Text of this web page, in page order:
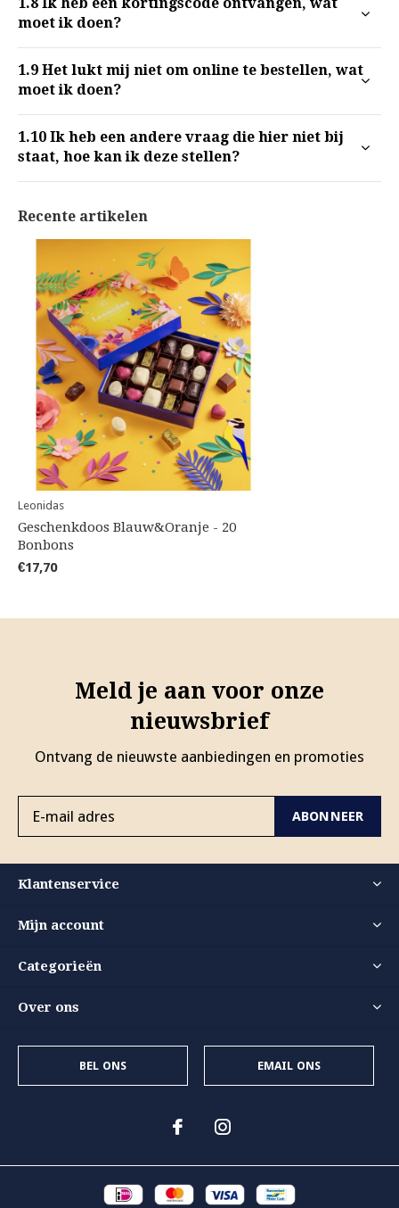
moet ik doen?
1.9 Het lukt mij niet om online te bestellen, wat
moet ik doen?
1.10 Ik heb een andere vraag die hier niet bij
staat, hoe kan ik deze stellen?
Recente artikelen
Leonidas
Geschenkdoos Blauw&Oranje - 20
Bonbons
€17,70
Meld je aan voor onze
nieuwsbrief
Ontvang de nieuwste aanbiedingen en promoties
ABONNEER
Klantenservice
Mijn account
Categorieën
Over ons
BEL ONS EMAIL ONS